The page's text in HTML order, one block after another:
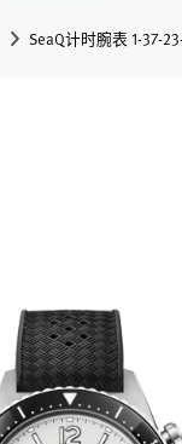
SeaQ计时腕表 1-37-